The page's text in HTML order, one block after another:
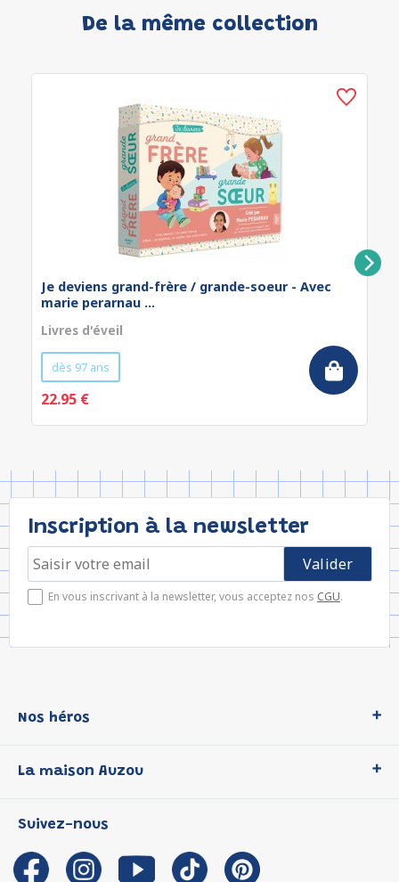
De la même collection
Je deviens grand-frère / grande-soeur - Avec
marie perarnau ...
Livres d'éveil
dès 97 ans
22.95 €
Inscription à la newsletter
En vous inscrivant à la newsletter, vous acceptez nos CGU.
Nos héros
P'tit Loup
Les Influenceuses
Migali
La maison Auzou
Notre histoire
Auzou s'engage
Suivez-nous